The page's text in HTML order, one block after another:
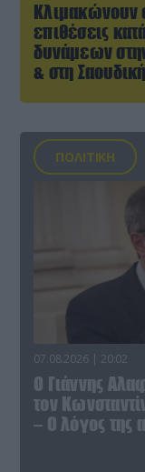
Κλιμακώνουν
επιθέσεις
δυνάμεων
& στη
ΠΟΛΙΤΙΚΗ
07.08.2026 | 20:02
Ο Γιάννης
τον
– Ο λόγος της